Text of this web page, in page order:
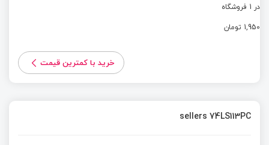
در 1 فروشگاه
1,950 تومان
خرید با کمترین قیمت
sellers 74LS113PC